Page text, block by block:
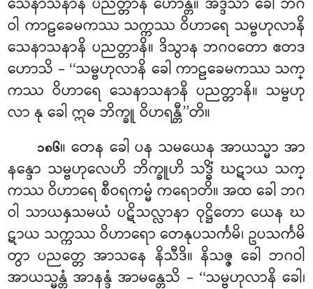
သေနာသနာနိ ပညတ္တာနိ ဟောန္တိ။ အဒ္ဒသာ ခေါ ဘဂ
ဝါ ကာဠခေမကဿ သက္ကဿ ဝိဟာရေ သမ္ဗဟုလာနိ
သေနာသနာနိ ပညတ္တာနိ။ ဒိသွာန ဘဂဝတော ဧတဒ
ဟောသိ – ‘‘သမ္ဗဟုလာနိ ခေါ ကာဠခေမကဿ သက္
ကဿ ဝိဟာရေ သေနာသနာနိ ပညတ္တာနိ။ သမ္ဗဟု
လာ နု ခေါ ဣဓ ဘိက္ခူ ဝိဟရန္တီ’’တိ။
၁၈၆။ တေန ခေါ ပန သမယေန အာယသ္မာ အာ
နန္ဒော သမ္ဗဟုလေဟိ ဘိက္ခူဟိ သဒ္ဓိံ ဃဋာယ သက္
ကဿ ဝိဟာရေ စီဝရကမ္မံ ကရောတိ။ အထ ခေါ ဘဂ
ဝါ သာယနှသမယံ ပဋိသလ္လာနာ ဝုဋ္ဌိတော ယေန ဃ
ဋာယ သက္ကဿ ဝိဟာရော တေနုပသင်္ကမိ၊ ဥပသင်္ကမိ
တွာ ပညတ္တေ အာသနေ နိသီဒိ။ နိသဇ္ဇ ခေါ ဘဂဝါ
အာယသ္မန္တံ အာနန္ဒံ အာမန္တေသိ – ‘‘သမ္ဗဟုလာနိ ခေါ၊